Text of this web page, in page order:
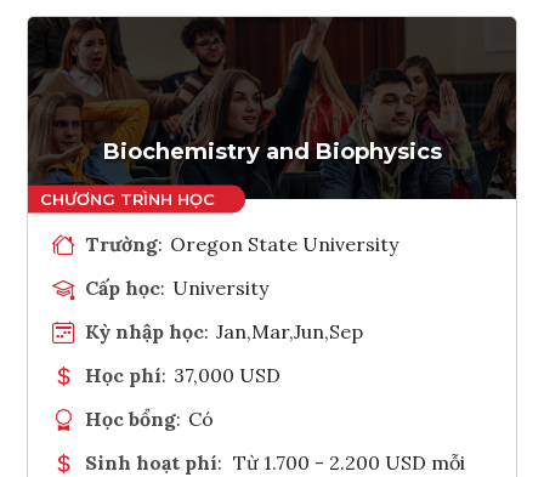
Biochemistry and Biophysics
Trường: Oregon State University
Cấp học: University
Kỳ nhập học: Jan,Mar,Jun,Sep
Học phí: 37,000 USD
Học bổng: Có
Sinh hoạt phí: Từ 1.700 - 2.200 USD mỗi